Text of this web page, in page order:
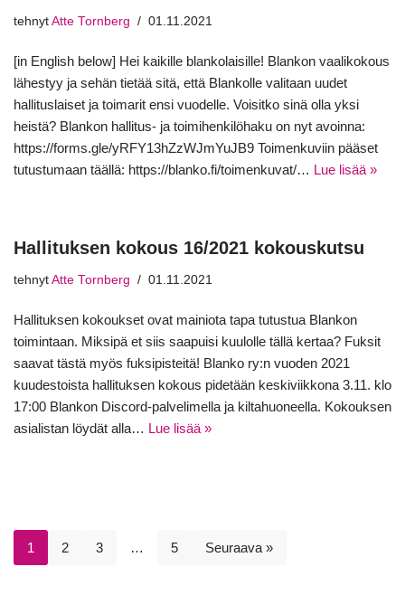
tehnyt Atte Tornberg 01.11.2021
[in English below] Hei kaikille blankolaisille! Blankon vaalikokous
lähestyy ja sehän tietää sitä, että Blankolle valitaan uudet
hallituslaiset ja toimarit ensi vuodelle. Voisitko sinä olla yksi
heistä? Blankon hallitus- ja toimihenkilöhaku on nyt avoinna:
https://forms.gle/yRFY13hZzWJmYuJB9 Toimenkuviin pääset
tutustumaan täällä: https://blanko.fi/toimenkuvat/… Lue lisää »
Hallituksen kokous 16/2021 kokouskutsu
tehnyt Atte Tornberg 01.11.2021
Hallituksen kokoukset ovat mainiota tapa tutustua Blankon
toimintaan. Miksipä et siis saapuisi kuulolle tällä kertaa? Fuksit
saavat tästä myös fuksipisteitä! Blanko ry:n vuoden 2021
kuudestoista hallituksen kokous pidetään keskiviikkona 3.11. klo
17:00 Blankon Discord-palvelimella ja kiltahuoneella. Kokouksen
asialistan löydät alla… Lue lisää »
1 2 3 … 5 Seuraava »